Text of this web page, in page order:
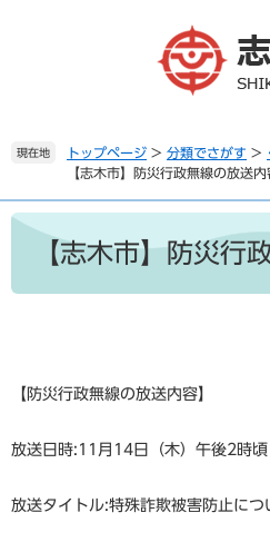
。
て
本
現在地 トップページ > 分類でさがす >
【志木市】防災行政無線の放送内
本
【志木市】防災行
【防災行政無線の放送内容】
放送日時:11月14日（木）午後2時頃
放送タイトル:特殊詐欺被害防止につ